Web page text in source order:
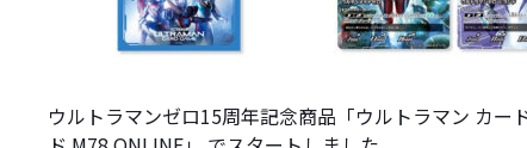
ウルトラマンゼロ15周年記念商品「ウルトラマン カ